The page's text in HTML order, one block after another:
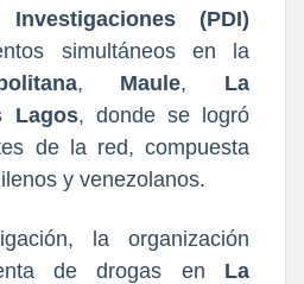
(PDI)
simultáneos en la
, Maule,
La
Lagos, donde se logró
de la red, compuesta
y venezolanos.
la organización
de drogas en
La